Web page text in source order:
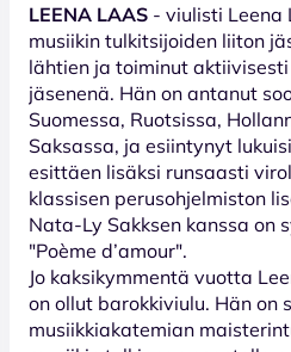
LEENA LAAS - viulisti Leena
musiikin tulkitsijoiden liiton
lähtien ja toiminut
jäsenenä. Hän on antanut
Suomessa, Ruotsissa,
Saksassa, ja esiintynyt
esittäen lisäksi runsaasti
klassisen perusohjelmiston
Nata-Ly Sakksen kanssa on
"Poème d’amour".
Jo kaksikymmentä vuotta
on ollut barokkiviulu. Hän on
musiikkiakatemian